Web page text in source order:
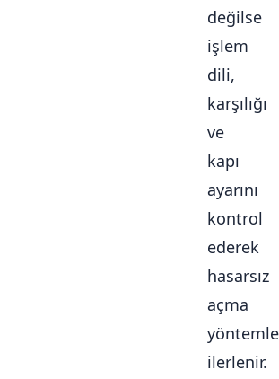
değilse
işlem
dili,
karşılığı
ve
kapı
ayarını
kontrol
ederek
hasarsız
açma
ilerlenir.